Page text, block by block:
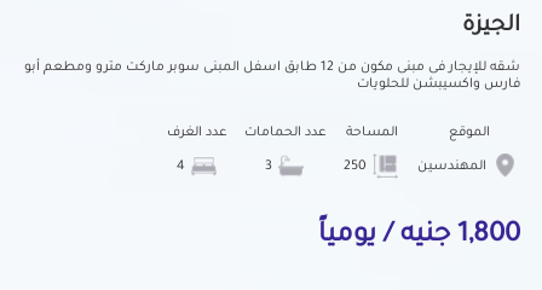
الجيزة
شقه للإيجار فى مبنى مكون من 12 طابق اسفل المبنى سوبر ماركت مترو ومطعم أبو
فارس واكسيبشن للحلويات
الموقع
المهندسين
المساحة عدد الحمامات عدد الغرف
1,800 جنيه / يومياً